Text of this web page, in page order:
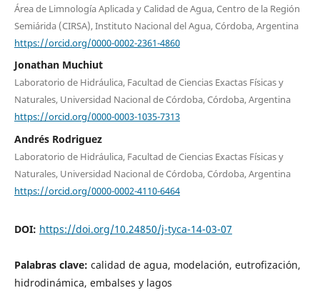
Área de Limnología Aplicada y Calidad de Agua, Centro de la Región
Semiárida (CIRSA), Instituto Nacional del Agua, Córdoba, Argentina
https://orcid.org/0000-0002-2361-4860
Jonathan Muchiut
Laboratorio de Hidráulica, Facultad de Ciencias Exactas Físicas y
Naturales, Universidad Nacional de Córdoba, Córdoba, Argentina
https://orcid.org/0000-0003-1035-7313
Andrés Rodriguez
Laboratorio de Hidráulica, Facultad de Ciencias Exactas Físicas y
Naturales, Universidad Nacional de Córdoba, Córdoba, Argentina
https://orcid.org/0000-0002-4110-6464
DOI: https://doi.org/10.24850/j-tyca-14-03-07
Palabras clave: calidad de agua, modelación, eutrofización,
hidrodinámica, embalses y lagos